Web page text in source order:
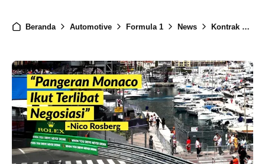
Beranda Automotive Formula 1 News Kontrak Monaco GP Terhambat, Nico Rosberg: Karena Panitia Lokal